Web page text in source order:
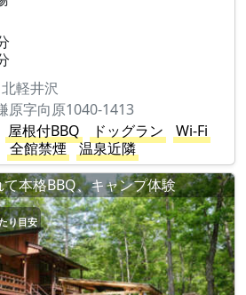
軽井沢
原字向原1040-1413
屋根付BBQ ドッグラン
Wi-Fi
全館禁煙
温泉近隣
本格BBQ、キャンプ体験
り目安